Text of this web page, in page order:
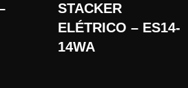
STACKER
ELÉTRICO – ES14-
14WA